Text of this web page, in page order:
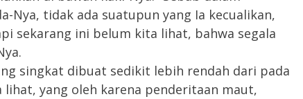
Nya, tidak ada suatupun yang Ia kecualikan,
sekarang ini belum kita lihat, bahwa segala
singkat dibuat sedikit lebih rendah dari pada
yang oleh karena penderitaan maut,